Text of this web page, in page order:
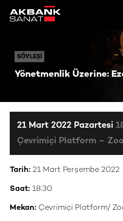
SÖYLEŞI
Yönetmenlik Üzerine:
SÖYLEŞI Yönetmenlik
Tarih: 21 Mart Perşembe 2022
Saat: 18:30
Mekan: Çevrimiçi Platform/
21 Mart 2022 Pazartesi
Çevrimiçi Platform –